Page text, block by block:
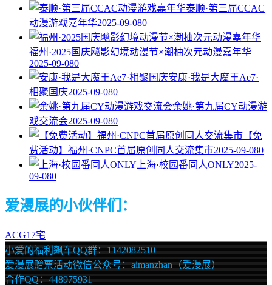
泰顺·第三届CCAC
动漫游戏嘉年华2025-09-080
福州·2025国庆飚影幻境动漫节×潮柚次元动漫嘉年华
2025-09-080
安康·我是大魔王Ae7·
相聚国庆2025-09-080
余姚·第九届CY动漫游
戏交流会2025-09-080
【免
费活动】福州·CNPC首届原创同人交流集市2025-09-080
上海·校园番同人ONLY2025-
09-080
爱漫展的小伙伴们：
ACG17宅
小爱的福利飙车QQ群：1142082510
爱漫展赠票活动微信公众号：aimanzhan（爱漫展）
合作QQ：448975931